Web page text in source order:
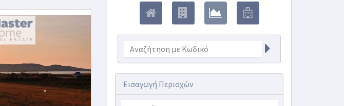
Εισαγωγή Περιοχών